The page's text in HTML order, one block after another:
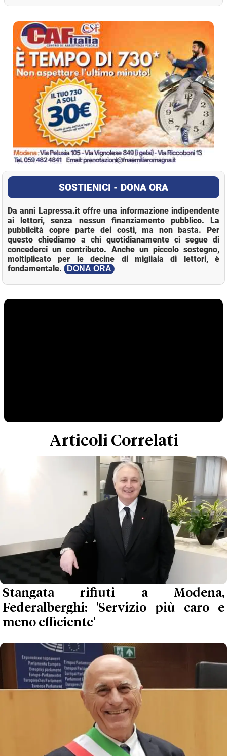
La Pressa
SOSTIENICI - DONA ORA
Da anni Lapressa.it offre una informazione indipendente
ai lettori, senza nessun finanziamento pubblico. La
pubblicità copre parte dei costi, ma non basta. Per
questo chiediamo a chi quotidianamente ci segue di
concederci un contributo. Anche un piccolo sostegno,
moltiplicato per le decine di migliaia di lettori, è
fondamentale.
DONA ORA
Articoli Correlati
Stangata rifiuti a Modena,
Federalberghi: 'Servizio più caro e
meno efficiente'